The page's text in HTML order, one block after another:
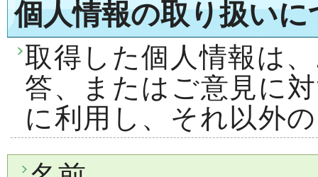
個人情報の取り扱いに
取得した個人情報は
答、またはご意見に
に利用し、それ以外